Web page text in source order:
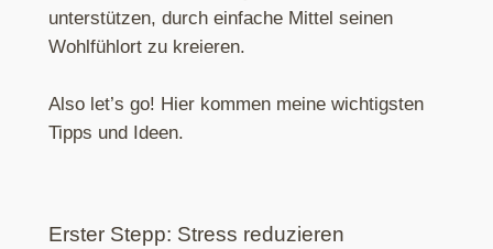
unterstützen, durch einfache Mittel seinen
Wohlfühlort zu kreieren.
Also let’s go! Hier kommen meine wichtigsten
Tipps und Ideen.
Erster Stepp: Stress reduzieren